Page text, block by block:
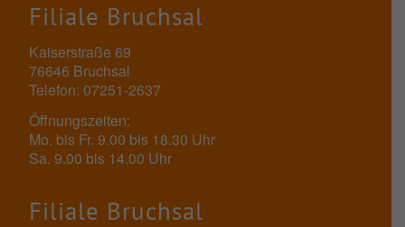
Filiale Bruchsal
Kaiserstraße 69
76646 Bruchsal
Telefon: 07251-2637
Öffnungszeiten:
Mo. bis Fr. 9.00 bis 18.30 Uhr
Sa. 9.00 bis 14.00 Uhr
Filiale Bruchsal